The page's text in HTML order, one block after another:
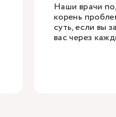
Наши врачи
корень
суть, если вы
вас через